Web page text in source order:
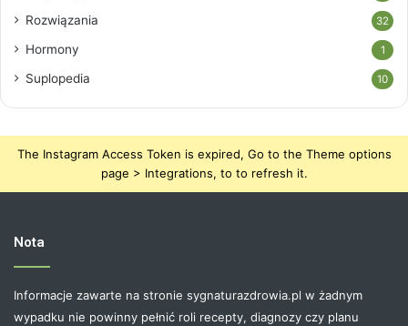
Rozwiązania 32
Hormony 1
Suplopedia 10
The Instagram Access Token is expired, Go to the Theme options
page > Integrations, to to refresh it.
Nota
Informacje zawarte na stronie sygnaturazdrowia.pl w żadnym
wypadku nie powinny pełnić roli recepty, diagnozy czy planu